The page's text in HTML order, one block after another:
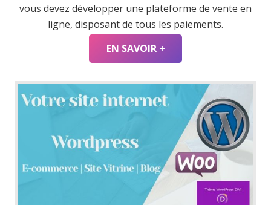
vous devez développer une plateforme de vente en
ligne, disposant de tous les paiements.
EN SAVOIR +